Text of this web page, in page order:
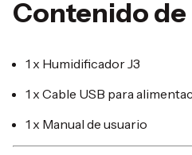
Contenido de
1 x Humidificador J3
1 x Cable USB para
1 x Manual de usuario